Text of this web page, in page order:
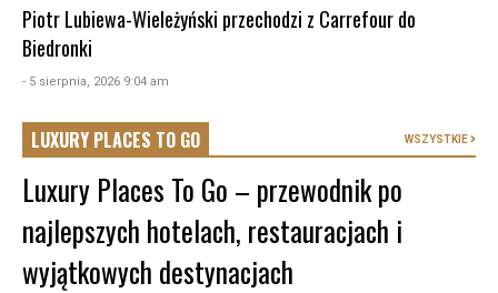
Piotr Lubiewa-Wieleżyński przechodzi z Carrefour do
Biedronki
- 5 sierpnia, 2026 9:04 am
LUXURY PLACES TO GO WSZYSTKIE
Luxury Places To Go – przewodnik po
najlepszych hotelach, restauracjach i
wyjątkowych destynacjach